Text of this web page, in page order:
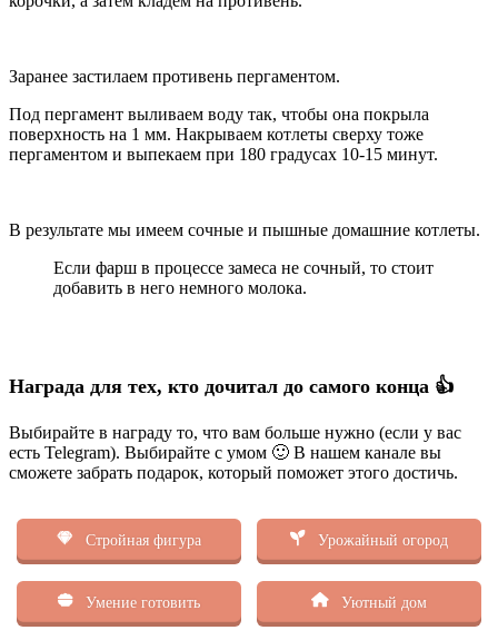
Заранее застилаем противень пергаментом.
Под пергамент выливаем воду так, чтобы она покрыла
поверхность на 1 мм. Накрываем котлеты сверху тоже
пергаментом и выпекаем при 180 градусах 10-15 минут.
В результате мы имеем сочные и пышные домашние котлеты.
Если фарш в процессе замеса не сочный, то стоит
добавить в него немного молока.
Награда для тех, кто дочитал до самого конца 👍
Выбирайте в награду то, что вам больше нужно (если у вас
есть Telegram). Выбирайте с умом 🙂 В нашем канале вы
сможете забрать подарок, который поможет этого достичь.
Стройная фигура Урожайный огород
Умение готовить Уютный дом